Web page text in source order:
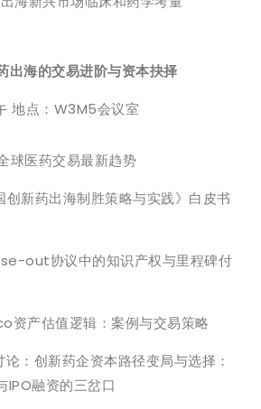
出海的交易进阶与资本抉择
地点：W3M5会议室
球医药交易最新趋势
新药出海制胜策略与实践》白皮书
out协议中的知识产权与里程碑付
资产估值逻辑：案例与交易策略
：创新药企资本路径变局与选择：
融资的三岔口